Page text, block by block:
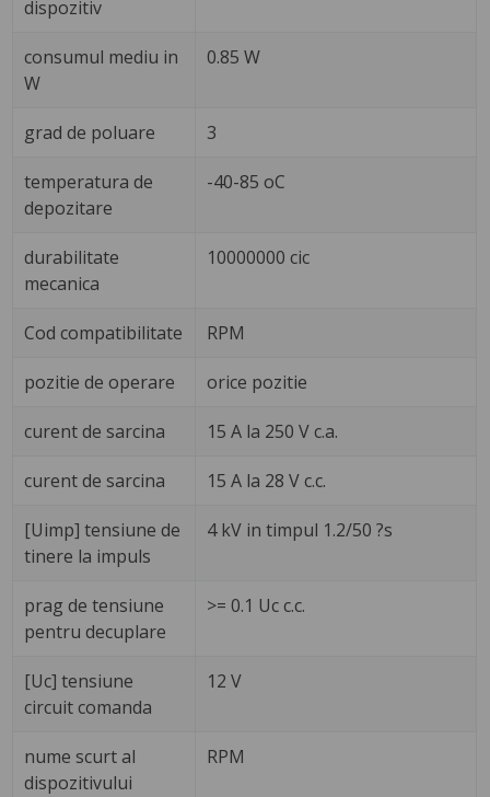
dispozitiv
consumul mediu in
W
0.85 W
grad de poluare 3
temperatura de
depozitare
-40-85 oC
durabilitate
mecanica
10000000 cic
Cod compatibilitate RPM
pozitie de operare orice pozitie
curent de sarcina 15 A la 250 V c.a.
curent de sarcina 15 A la 28 V c.c.
[Uimp] tensiune de
tinere la impuls
4 kV in timpul 1.2/50 ?s
prag de tensiune
pentru decuplare
>= 0.1 Uc c.c.
[Uc] tensiune
circuit comanda
12 V
nume scurt al
dispozitivului
RPM